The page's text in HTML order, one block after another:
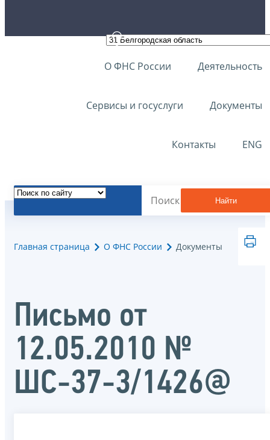
О ФНС России Деятельность
Сервисы и госуслуги Документы
Контакты ENG
Найти
Главная страница О ФНС России Документы
Письмо от
12.05.2010 №
ШС-37-3/1426@